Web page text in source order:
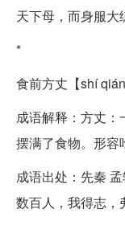
天下母，而身服大
*
食前方丈【shí
成语解释：方丈
摆满了食物。形容
成语出处：先秦
数百人，我得志，